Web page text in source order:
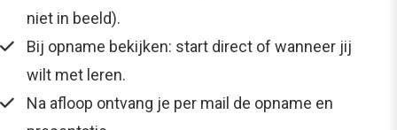
niet in beeld).
Bij opname bekijken: start direct of wanneer jij
wilt met leren.
Na afloop ontvang je per mail de opname en